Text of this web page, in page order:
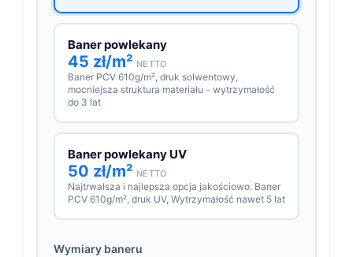
Baner powlekany
45 zł/m² NETTO
Baner PCV 610g/m², druk solwentowy,
mocniejsza struktura materiału - wytrzymałość
do 3 lat
Baner powlekany UV
50 zł/m² NETTO
Najtrwalsza i najlepsza opcja jakościowo. Baner
PCV 610g/m², druk UV, Wytrzymałość nawet 5 lat
Wymiary baneru